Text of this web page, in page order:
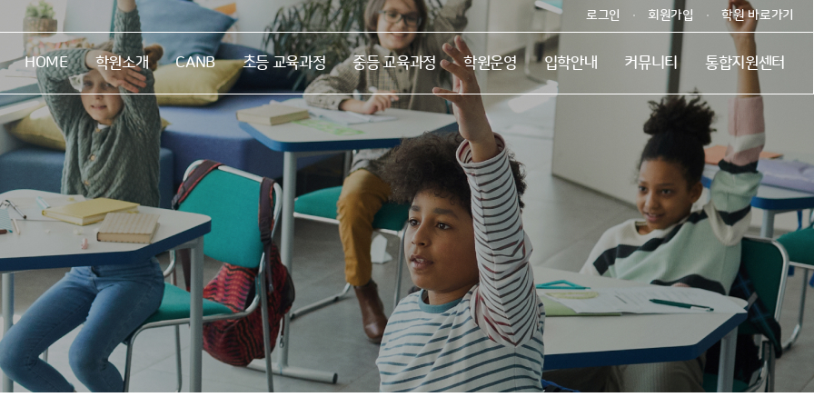
로그인 회원가입 학원 바로가기
HOME 학원소개 CANB 초등 교육과정 중등 교육과정 학원운영 입학안내 커뮤니티 통합지원센터